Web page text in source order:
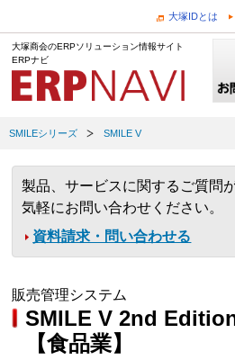
大塚IDとは
大塚商会のERPソリューション情報サイト
ERPナビ
SMILEシリーズ SMILE V
製品、サービスに関するご質問
気軽にお問い合わせください。
資料請求・問い合わせる
販売管理システム
SMILE V 2nd
【食品業】